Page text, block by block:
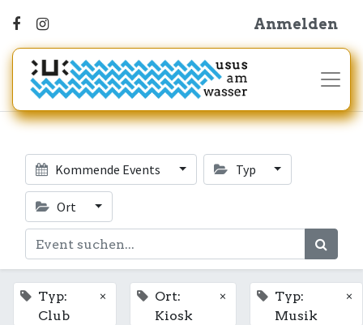
Anmelden
Kommende Events Typ
Ort
Typ:
Club
×
Ort:
Kiosk
×
Typ:
Musik
×